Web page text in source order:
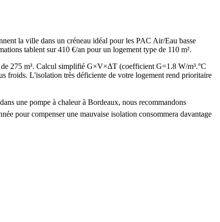
la ville dans un créneau idéal pour les PAC Air/Eau basse
tablent sur 410 €/an pour un logement type de 110 m².
275 m³. Calcul simplifié G×V×ΔT (coefficient G=1.8 W/m³.°C
froids. L'isolation très déficiente de votre logement rend prioritaire
une pompe à chaleur à Bordeaux, nous recommandons
pour compenser une mauvaise isolation consommera davantage